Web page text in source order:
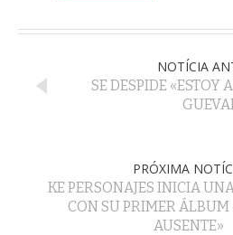
NOTÍCIA
SE DESPIDE «ESTOY
PRÓXIMA
KE PERSONAJES INICIA
CON SU PRIMER
AUSENTE»